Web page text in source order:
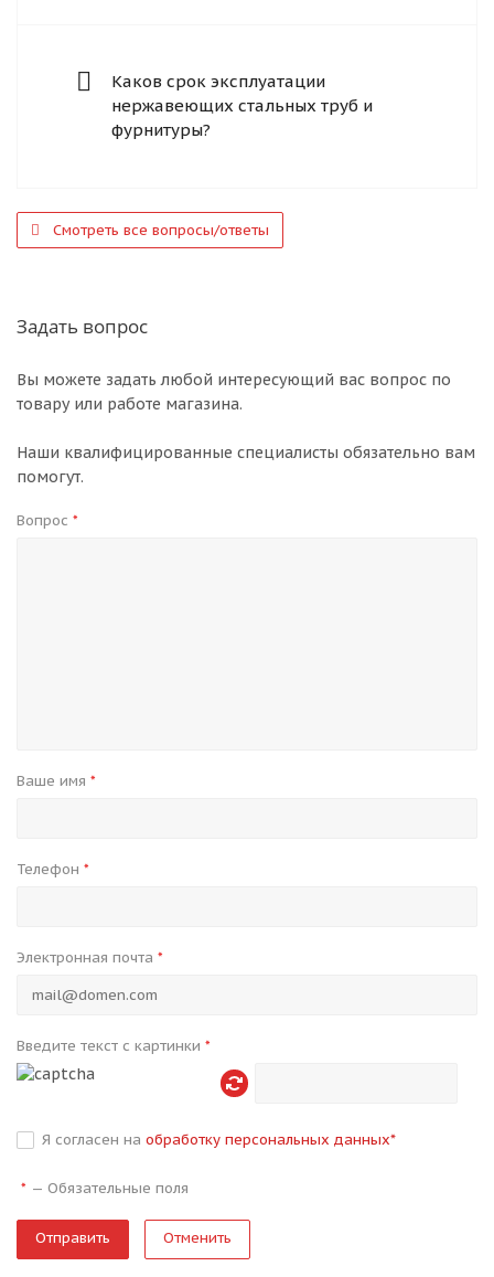
Каков срок эксплуатации
нержавеющих стальных труб и
фурнитуры?
Смотреть все вопросы/ответы
Задать вопрос
Вы можете задать любой интересующий вас вопрос по
товару или работе магазина.
Наши квалифицированные специалисты обязательно вам
помогут.
Вопрос *
Ваше имя *
Телефон *
Электронная почта *
Введите текст с картинки *
Я согласен на обработку персональных данных*
* — Обязательные поля
Отменить